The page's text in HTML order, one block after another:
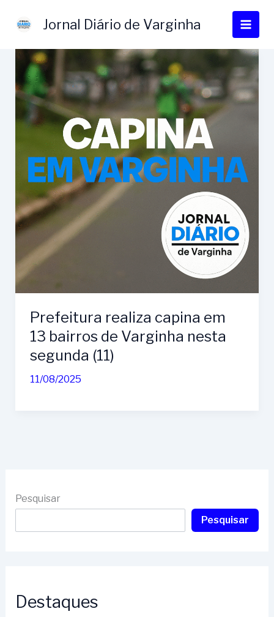
para
conteúdo
Jornal Diário de Varginha
Prefeitura realiza capina em
13 bairros de Varginha nesta
segunda (11)
11/08/2025
Pesquisar
Pesquisar
Destaques